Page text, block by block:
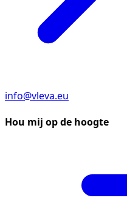
info@vleva.eu
Hou mij op de hoogte